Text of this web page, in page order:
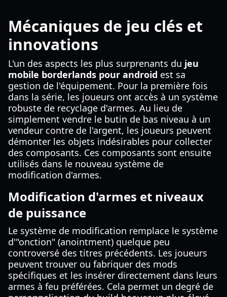
Mécaniques de jeu clés et
innovations
L'un des aspects les plus surprenants du jeu
mobile borderlands pour android est sa
gestion de l'équipement. Pour la première fois
dans la série, les joueurs ont accès à un système
robuste de recyclage d'armes. Au lieu de
simplement vendre le butin de bas niveau à un
vendeur contre de l'argent, les joueurs peuvent
démonter les objets indésirables pour collecter
des composants. Ces composants sont ensuite
utilisés dans le nouveau système de
modification d'armes.
Modification d'armes et niveaux
de puissance
Le système de modification remplace le système
d'"onction" (anointment) quelque peu
controversé des titres précédents. Les joueurs
peuvent trouver ou fabriquer des mods
spécifiques et les insérer directement dans leurs
armes à feu préférées. Cela permet un degré de